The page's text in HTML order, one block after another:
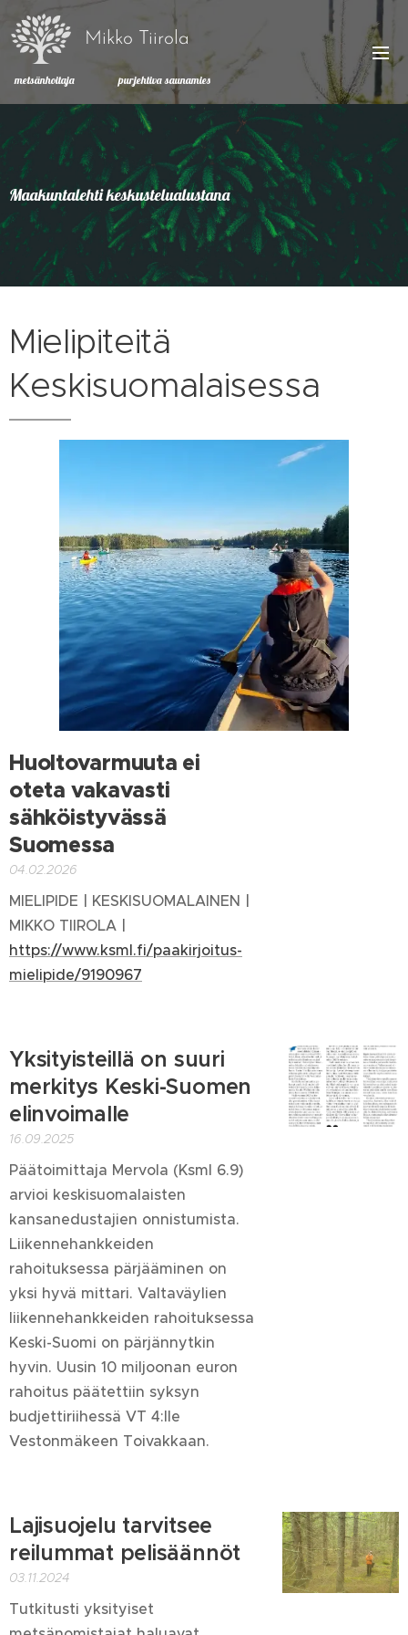
Mikko Tiirola
metsänhoitaja purjehtiva saunamies
Maakuntalehti keskustelualustana
Mielipiteitä
Keskisuomalaisessa
Huoltovarmuuta ei
oteta vakavasti
sähköistyvässä
Suomessa
04.02.2026
MIELIPIDE | KESKISUOMALAINEN |
MIKKO TIIROLA |
https://www.ksml.fi/paakirjoitus-
mielipide/9190967
Yksityisteillä on suuri
merkitys Keski-Suomen
elinvoimalle
16.09.2025
Päätoimittaja Mervola (Ksml 6.9)
arvioi keskisuomalaisten
kansanedustajien onnistumista.
Liikennehankkeiden
rahoituksessa pärjääminen on
yksi hyvä mittari. Valtaväylien
liikennehankkeiden rahoituksessa
Keski-Suomi on pärjännytkin
hyvin. Uusin 10 miljoonan euron
rahoitus päätettiin syksyn
budjettiriihessä VT 4:lle
Vestonmäkeen Toivakkaan.
Lajisuojelu tarvitsee
reilummat pelisäännöt
03.11.2024
Tutkitusti yksityiset